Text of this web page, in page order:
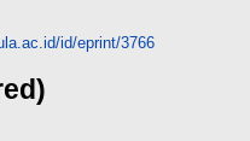
id/eprint/3766